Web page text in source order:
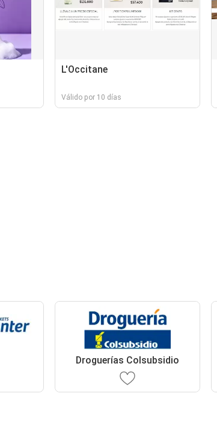
L'Occitane
Válido por 10 días
Droguerías Colsubsidio